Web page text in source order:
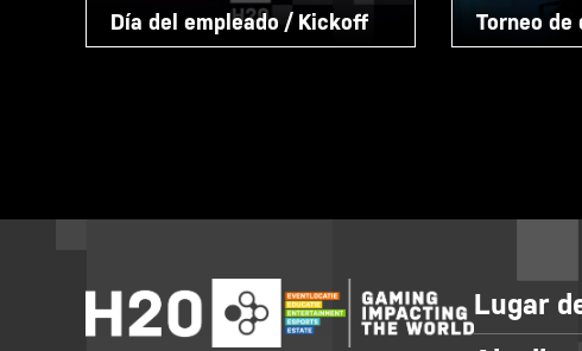
Día del empleado / Kickoff Torneo de
Lugar